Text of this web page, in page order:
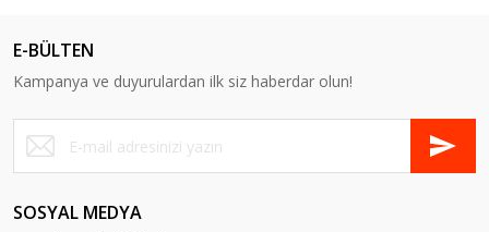
E-BÜLTEN
Kampanya ve duyurulardan ilk siz haberdar olun!
SOSYAL MEDYA